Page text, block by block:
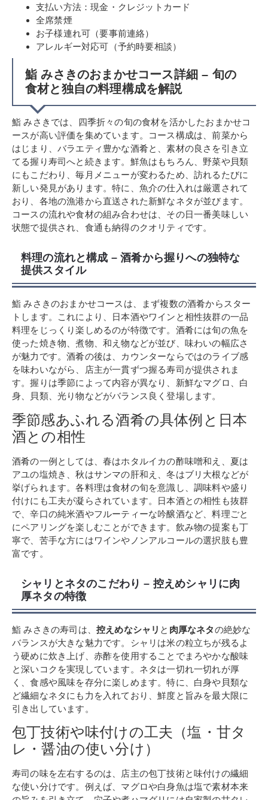
支払い方法：現金・クレジットカード
全席禁煙
お子様連れ可（要事前連絡）
アレルギー対応可（予約時要相談）
鮨 みさきのおまかせコース詳細 – 旬の
食材と独自の料理構成を解説
鮨 みさきでは、四季折々の旬の食材を活かしたおまかせコ
ースが高い評価を集めています。コース構成は、前菜から
はじまり、バラエティ豊かな酒肴と、素材の良さを引き立
てる握り寿司へと続きます。鮮魚はもちろん、野菜や貝類
にもこだわり、毎月メニューが変わるため、訪れるたびに
新しい発見があります。特に、魚介の仕入れは厳選されて
おり、各地の漁港から直送された新鮮なネタが並びます。
コースの流れや食材の組み合わせは、その日一番美味しい
状態で提供され、食通も納得のクオリティです。
料理の流れと構成 – 酒肴から握りへの独特な
提供スタイル
鮨 みさきのおまかせコースは、まず複数の酒肴からスター
トします。これにより、日本酒やワインと相性抜群の一品
料理をじっくり楽しめるのが特徴です。酒肴には旬の魚を
使った焼き物、煮物、和え物などが並び、味わいの幅広さ
が魅力です。酒肴の後は、カウンターならではのライブ感
を味わいながら、店主が一貫ずつ握る寿司が提供されま
す。握りは季節によって内容が異なり、新鮮なマグロ、白
身、貝類、光り物などがバランス良く登場します。
季節感あふれる酒肴の具体例と日本
酒との相性
酒肴の一例としては、春はホタルイカの酢味噌和え、夏は
アユの塩焼き、秋はサンマの肝和え、冬はブリ大根などが
挙げられます。各料理は食材の旬を意識し、調味料や盛り
付けにも工夫が凝らされています。日本酒との相性も抜群
で、辛口の純米酒やフルーティーな吟醸酒など、料理ごと
にペアリングを楽しむことができます。飲み物の提案も丁
寧で、苦手な方にはワインやノンアルコールの選択肢も豊
富です。
シャリとネタのこだわり – 控えめシャリに肉
厚ネタの特徴
鮨 みさきの寿司は、 控えめなシャリ と 肉厚なネタの絶妙な
バランスが大きな魅力です。シャリは米の粒立ちが残るよ
う硬めに炊き上げ、赤酢を使用することでまろやかな酸味
と深いコクを実現しています。ネタは一切れ一切れが厚
く、食感や風味を存分に楽しめます。特に、白身や貝類な
ど繊細なネタにも力を入れており、鮮度と旨みを最大限に
引き出しています。
包丁技術や味付けの工夫（塩・甘タ
レ・醤油の使い分け）
寿司の味を左右するのは、店主の包丁技術と味付けの繊細
な使い分けです。例えば、マグロや白身魚は塩で素材本来